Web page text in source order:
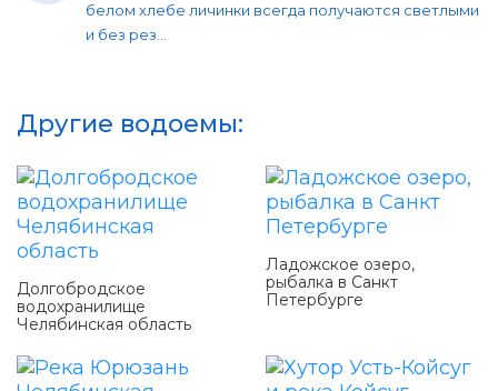
белом хлебе личинки всегда получаются светлыми
и без рез...
Другие водоемы:
Долгобродское
водохранилище
Челябинская область
Ладожское озеро,
рыбалка в Санкт
Петербурге